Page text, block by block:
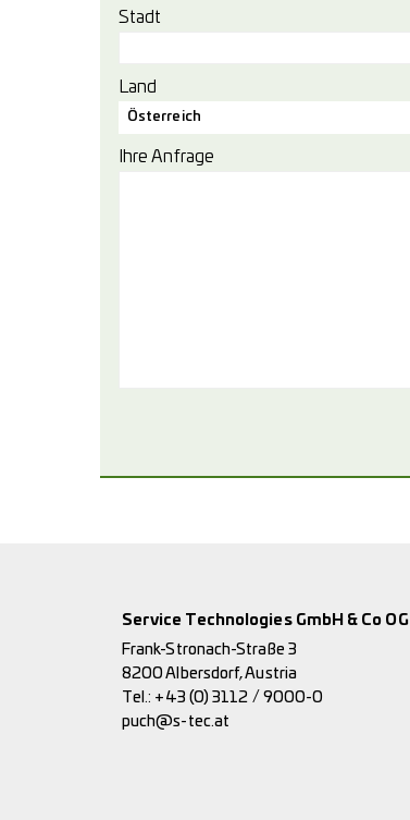
Stadt
Land
Österreich
Ihre Anfrage
Service Technologies GmbH & Co OG
Frank-Stronach-Straße 3
8200 Albersdorf, Austria
Tel.: +43 (0) 3112 / 9000-0
puch@s-tec.at